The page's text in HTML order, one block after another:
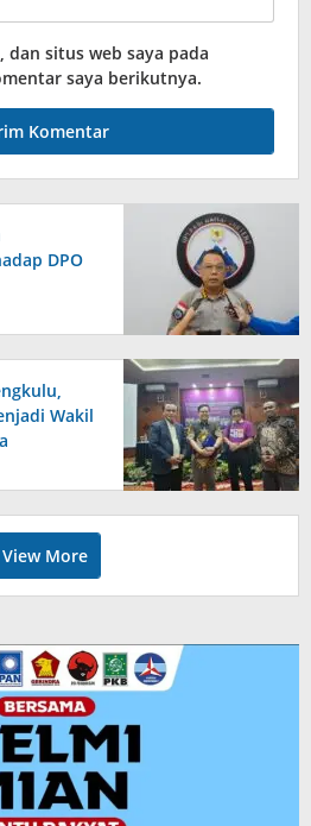
dan situs web saya pada
saya berikutnya.
DPO
Wakil
View More